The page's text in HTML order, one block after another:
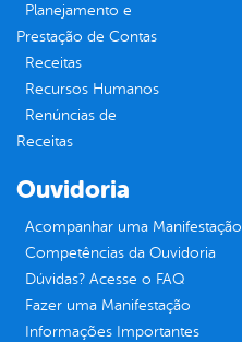
Planejamento e
Prestação de Contas
Receitas
Recursos Humanos
Renúncias de
Receitas
Ouvidoria
Acompanhar uma Manifestação
Competências da Ouvidoria
Dúvidas? Acesse o FAQ
Fazer uma Manifestação
Informações Importantes